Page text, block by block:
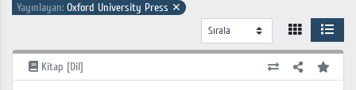
Yayınlayan: Oxford University Press ✕
Kitap [Dil]